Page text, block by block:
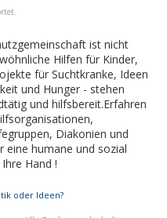
ist nicht
Hilfen für Kinder,
für Suchtkranke, Ideen
und Hunger - stehen
und hilfsbereit.Erfahren
Diakonien und
eine humane und sozial
Hand !
oder Ideen?